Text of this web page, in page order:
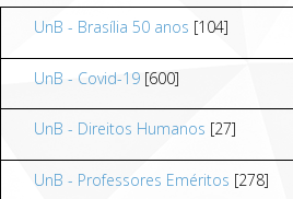
UnB - Brasília 50 anos [104]
UnB - Covid-19 [600]
UnB - Direitos Humanos [27]
UnB - Professores Eméritos [278]